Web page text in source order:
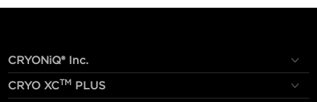
CRYONiQ® Inc.
CRYO XCTM PLUS